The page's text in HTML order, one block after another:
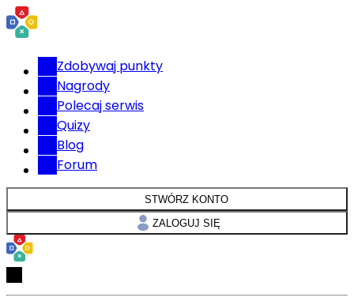
Zdobywaj punkty
Nagrody
Polecaj serwis
Quizy
Blog
Forum
STWÓRZ KONTO
ZALOGUJ SIĘ